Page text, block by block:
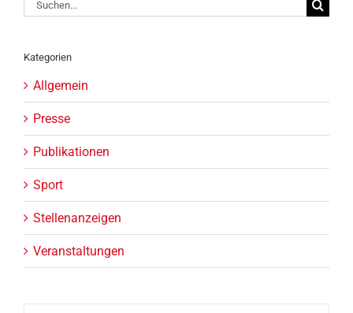
nach:
Kategorien
Allgemein
Presse
Publikationen
Sport
Stellenanzeigen
Veranstaltungen